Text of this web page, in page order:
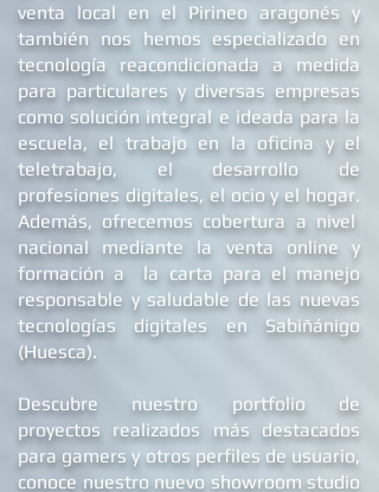
venta local en el Pirineo aragonés y
también nos hemos especializado en
tecnología reacondicionada a medida
para particulares y diversas empresas
como solución integral e ideada para la
escuela, el trabajo en la oficina y el
teletrabajo, el desarrollo de
profesiones digitales, el ocio y el hogar.
Además, ofrecemos cobertura a nivel
nacional mediante la venta online y
formación a la carta para el manejo
responsable y saludable de las nuevas
tecnologías digitales en Sabiñánigo
(Huesca).
Descubre nuestro portfolio de
proyectos realizados más destacados
para gamers y otros perfiles de usuario,
conoce nuestro nuevo showroom studio